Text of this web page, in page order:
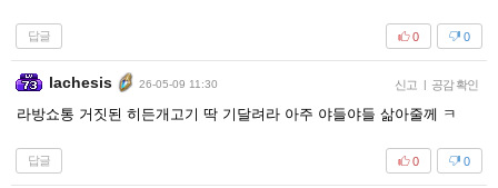
답글 0
0
lachesis 26-05-09 11:30 신고 | 공감 확인
라방쇼통 거짓된 히든개고기 딱 기달려라 아주 야들야들 삶아줄께 ㅋ
답글 0
0